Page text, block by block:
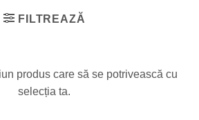
FILTREAZĂ
produs care să se potrivească cu
selecția ta.